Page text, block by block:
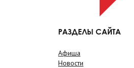
РАЗДЕЛЫ САЙТА
Афиша
Новости